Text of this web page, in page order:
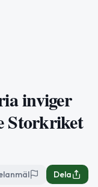
inviger
Storkriket
Dela